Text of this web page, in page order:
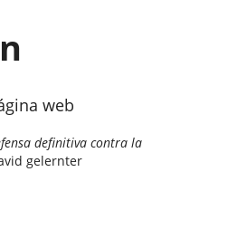
web
definitiva contra la
gelernter